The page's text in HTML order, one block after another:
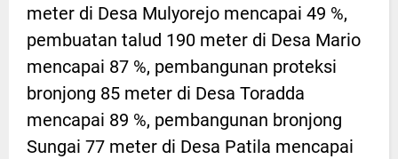
meter di Desa Mulyorejo mencapai 49 %,
pembuatan talud 190 meter di Desa Mario
mencapai 87 %, pembangunan proteksi
bronjong 85 meter di Desa Toradda
mencapai 89 %, pembangunan bronjong
Sungai 77 meter di Desa Patila mencapai